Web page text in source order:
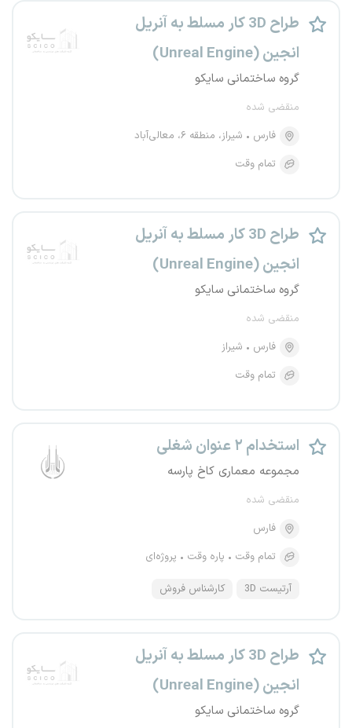
طراح 3D کار مسلط به آنریل
انجین (Unreal Engine)
گروه ساختمانی سایکو
منقضی شده
فارس
شیراز، منطقه ۶، معالی‌آباد
تمام وقت
طراح 3D کار مسلط به آنریل
انجین (Unreal Engine)
گروه ساختمانی سایکو
منقضی شده
فارس
شیراز
تمام وقت
استخدام ۲ عنوان شغلی
مجموعه معماری کاخ پارسه
منقضی شده
فارس
تمام وقت
پاره وقت پروژه‌ای
آرتیست 3D کارشناس فروش
طراح 3D کار مسلط به آنریل
انجین (Unreal Engine)
گروه ساختمانی سایکو